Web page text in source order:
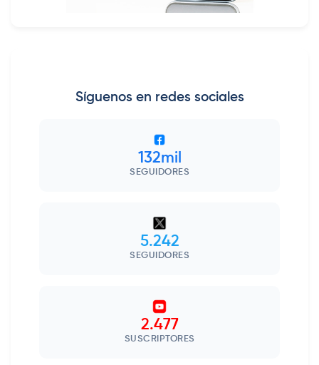
Síguenos en redes sociales
132mil
SEGUIDORES
5.242
SEGUIDORES
2.477
SUSCRIPTORES